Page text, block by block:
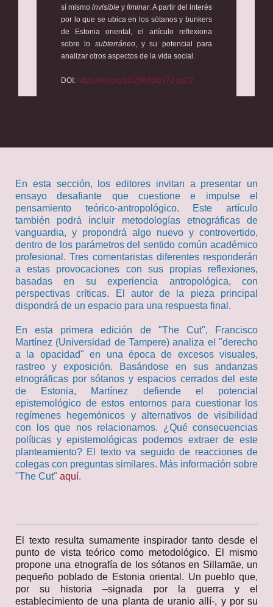
sí mismo invisible y liminar. A partir del interés
por lo que se ubica en los sótanos y bunkers
de Estonia oriental, el artículo reflexiona
sobre lo subterráneo, y su potencial para
analizar otros aspectos de la vida social.
DOI: https://doi.org/10.25660/0372-pg72
En esta sección, los editores invitan a presentar un
ensayo desafiante que cuestione e impulse el
pensamiento teórico-antropológico. Este artículo
también podrá incluir metodologías etnográficas de
vanguardia, y propondrá algo nuevo y controvertido,
dentro de los parámetros del sentido común académico
profesional. Tres comentaristas diferentes responderán
a estas provocaciones con sus propias reflexiones,
basadas en su experiencia antropológica, con
perspectivas críticas. El autor de la pieza principal
dispondrá de un espacio para una respuesta final.
En esta primera edición de "The Cut", Francisco
Martínez (Universidad de Tampere) analiza el "derecho
a la opacidad" en una época de excesos visuales,
rastreo y exposición. Basándose en sus andanzas
etnográficas por sótanos y espacios cerrados del este
de Estonia, Martínez defiende el potencial
epistemológico de estos entornos para cuestionar los
regímenes hegemónicos y alternativos de visibilidad
con los que nos relacionamos. ¿Qué consecuencias
políticas y epistemológicas podemos extraer de este
planteamiento? El texto va seguido de reacciones de
colegas con preguntas similares. Más información sobre
"The Cut" aquí.
El texto resulta sumamente inspirador tanto desde el
punto de vista teórico como metodológico. El mismo
propone una etnografía de los sótanos en Sillamäe, un
pequeño poblado de Estonia oriental. Un pueblo que,
por su historia –signada por la guerra y el
establecimiento de una planta de uranio allí-, y por su